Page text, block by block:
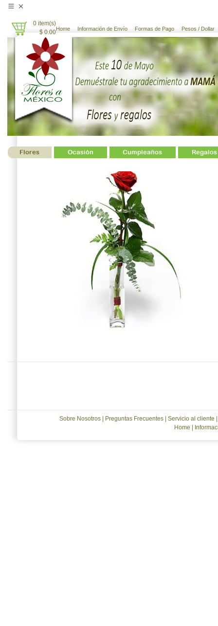
0 item(s)
$ 0.00Home Información de Envío Formas de Pago Pesos / Dollar
Contáctanos
Flores Ocasión Cumpleaños
Sobre Nosotros Preguntas Frecuentes Servicio al cliente
Home